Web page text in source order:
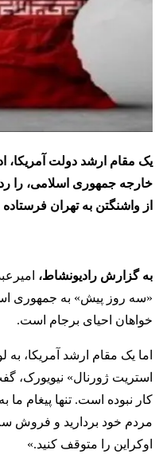
یک مقام ارشد دولت آمریکا،
خارجه جمهوری اسلامی، را
از واشنگتن به تهران
به گزارش رادیونشاط،
«سه روز پیش» به جمهوری
خواهان احیای برجام است.
اما یک مقام ارشد آمریکا،
استریت ژورنال» نیویورک،
کار نبوده است. تنها پیغام ما
مردم خود بردارید و فروش
اوکراین را متوقف کنید.»